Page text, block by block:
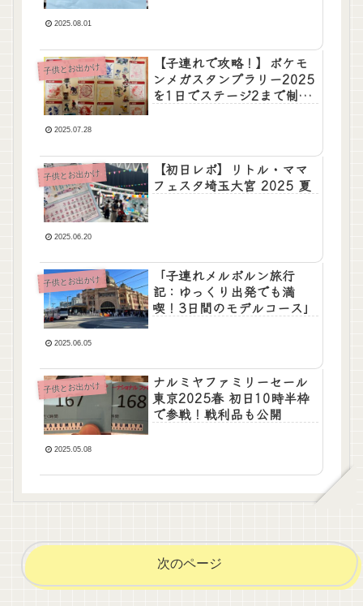
2025.08.01
子供とお出かけ
【子連れで攻略！】ポケモ
ンメガスタンプラリー2025
を1日でステージ2まで制
2025.07.28
子供とお出かけ
【初日レポ】リトル・ママ
フェスタ埼玉大宮 2025 夏
2025.06.20
子供とお出かけ
「子連れメルボルン旅行
記：ゆっくり出発でも満
喫！3日間のモデルコース」
2025.06.05
子供とお出かけ
ナルミヤファミリーセール
東京2025春 初日10時半枠
で参戦！戦利品も公開
2025.05.08
次のページ